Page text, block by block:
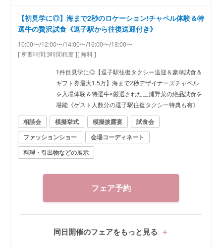
【初見学に◎】海まで2秒のロケーション!チャペル体験＆特
選牛の贅沢試食《逗子駅から往復送迎付き》
10:00〜/12:00〜/14:00〜/16:00〜/18:00〜
[ 所要時間:3時間程度][ 無料 ]
1件目見学に◎【逗子駅往復タクシー送迎＆豪華試食＆
ギフト券最大1.5万】海まで2秒デザイナーズチャペル
を入場体験＆特選牛×厳選された三浦野菜の絶品試食を
堪能《ゲスト人数分の逗子駅往復タクシー特典も有》
相談会
模擬挙式 模擬披露宴
試食会
ファッションショー
会場コーディネート
料理・引出物などの展示
フェア予約
同日開催のフェアをもっと見る